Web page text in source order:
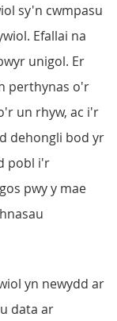
sy'n cwmpasu
Efallai na
unigol. Er
perthynas o'r
un rhyw, ac i'r
dehongli bod yr
pobl i'r
pwy y mae
yn newydd ar
data ar